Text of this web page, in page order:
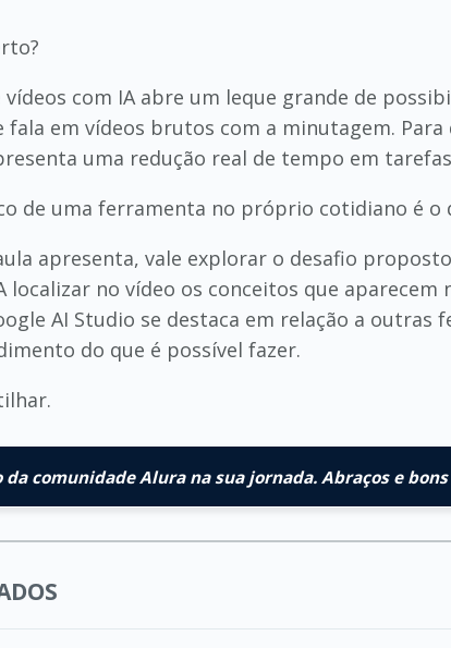
vídeos com IA abre um leque grande de
em vídeos brutos com a minutagem.
uma redução real de tempo em
de uma ferramenta no próprio cotidiano é
apresenta, vale explorar o desafio
localizar no vídeo os conceitos que
AI Studio se destaca em relação a
do que é possível fazer.
da comunidade Alura na sua jornada. Abraços e